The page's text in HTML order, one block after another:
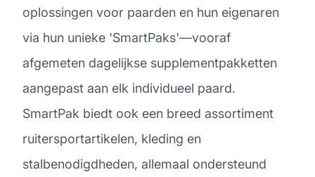
oplossingen voor paarden en hun eigenaren
via hun unieke 'SmartPaks'—vooraf
afgemeten dagelijkse supplementpakketten
aangepast aan elk individueel paard.
SmartPak biedt ook een breed assortiment
ruitersportartikelen, kleding en
stalbenodigdheden, allemaal ondersteund